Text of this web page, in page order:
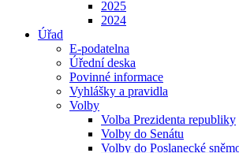
2025
2024
Úřad
E-podatelna
Úřední deska
Povinné informace
Vyhlášky a pravidla
Volby
Volba Prezidenta republiky
Volby do Senátu
Volby do Poslanecké